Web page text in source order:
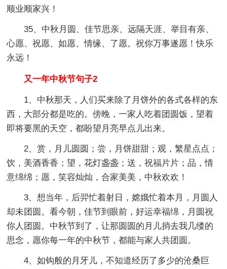
顺业顺家兴！
35、中秋月圆、佳节思亲、远隔天涯、举目有亲、
心愿、祝愿、如愿、情缘、了愿。祝你万事遂愿！快乐
永远！
又一年中秋节句子2
1、中秋那天，人们买来除了月饼外的各式各样的东
西，大部分都是吃的。傍晚，一家人吃着团圆饭，望着
即将要黑的天空，都盼望月亮早点儿出来。
2、赏，月儿圆圆；尝，月饼甜甜；观，繁星点点；
饮，美酒香香；望，花灯盏盏；送，祝福片片；品，情
意绵绵；愿，笑容灿灿，合家美美，中秋欢欢！
3、想当年，后羿忙着射日，嫦娥忙着本月，月圆人
却未团圆。看今朝，佳节到眼前，好运幸福绵，月圆祝
你人团圆。中秋节到了，让那圆圆的月儿捎去我几缕的
思念，愿你每一年的中秋节，都能与家人共团圆。
4、如钩般的月牙儿，不知道经历了多少的沧桑巨